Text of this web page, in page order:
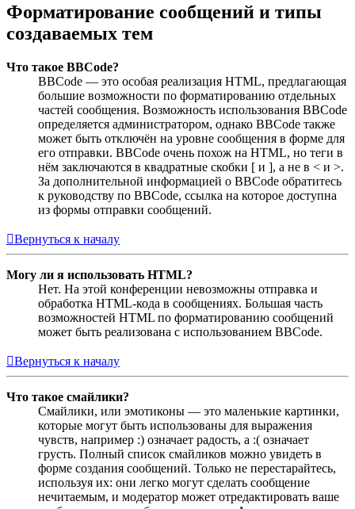
Форматирование сообщений и типы
создаваемых тем
Что такое BBCode?
BBCode — это особая реализация HTML, предлагающая
большие возможности по форматированию отдельных
частей сообщения. Возможность использования BBCode
определяется администратором, однако BBCode также
может быть отключён на уровне сообщения в форме для
его отправки. BBCode очень похож на HTML, но теги в
нём заключаются в квадратные скобки [ и ], а не в < и >.
За дополнительной информацией о BBCode обратитесь
к руководству по BBCode, ссылка на которое доступна
из формы отправки сообщений.
Вернуться к началу
Могу ли я использовать HTML?
Нет. На этой конференции невозможны отправка и
обработка HTML-кода в сообщениях. Большая часть
возможностей HTML по форматированию сообщений
может быть реализована с использованием BBCode.
Вернуться к началу
Что такое смайлики?
Смайлики, или эмотиконы — это маленькие картинки,
которые могут быть использованы для выражения
чувств, например :) означает радость, а :( означает
грусть. Полный список смайликов можно увидеть в
форме создания сообщений. Только не перестарайтесь,
используя их: они легко могут сделать сообщение
нечитаемым, и модератор может отредактировать ваше